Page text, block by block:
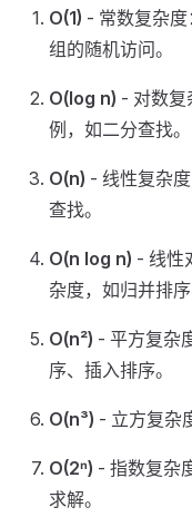
O(1) - 常数复杂
组的随机访问。
O(log n) - 对数复
例，如二分查找。
O(n) - 线性复杂
查找。
O(n log n) - 线性
杂度，如归并排序
O(n²) - 平方复杂
序、插入排序。
O(n³) - 立方复杂
O(2ⁿ) - 指数复杂
求解。